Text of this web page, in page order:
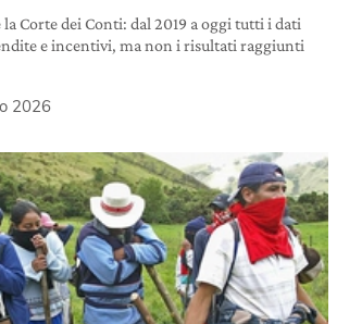
la Corte dei Conti: dal 2019 a oggi tutti i dati
e incentivi, ma non i risultati raggiunti
2026